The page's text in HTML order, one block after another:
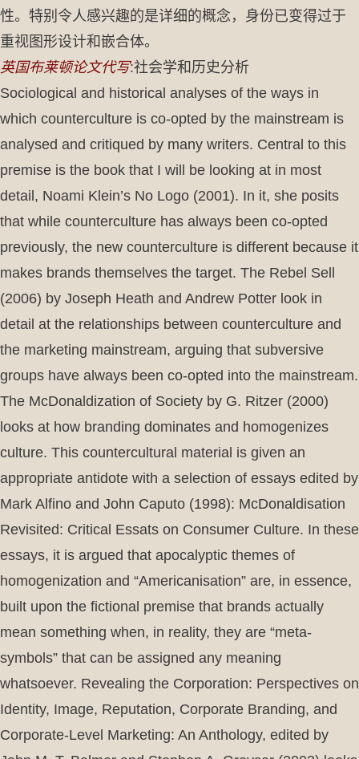
性。特别令人感兴趣的是详细的概念，身份已变得过于
重视图形设计和嵌合体。
英国布莱顿论文代写:社会学和历史分析
Sociological and historical analyses of the ways in
which counterculture is co-opted by the mainstream is
analysed and critiqued by many writers. Central to this
premise is the book that I will be looking at in most
detail, Noami Klein’s No Logo (2001). In it, she posits
that while counterculture has always been co-opted
previously, the new counterculture is different because it
makes brands themselves the target. The Rebel Sell
(2006) by Joseph Heath and Andrew Potter look in
detail at the relationships between counterculture and
the marketing mainstream, arguing that subversive
groups have always been co-opted into the mainstream.
The McDonaldization of Society by G. Ritzer (2000)
looks at how branding dominates and homogenizes
culture. This countercultural material is given an
appropriate antidote with a selection of essays edited by
Mark Alfino and John Caputo (1998): McDonaldisation
Revisited: Critical Essats on Consumer Culture. In these
essays, it is argued that apocalyptic themes of
homogenization and “Americanisation” are, in essence,
built upon the fictional premise that brands actually
mean something when, in reality, they are “meta-
symbols” that can be assigned any meaning
whatsoever. Revealing the Corporation: Perspectives on
Identity, Image, Reputation, Corporate Branding, and
Corporate-Level Marketing: An Anthology, edited by